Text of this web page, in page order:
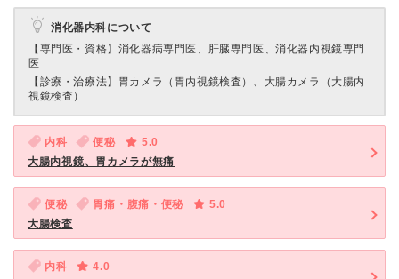
消化器内科について
【専門医・資格】 消化器病専門医、肝臓専門医、消化器内視鏡専門
医
【診療・治療法】 胃カメラ（胃内視鏡検査）、大腸カメラ（大腸内
視鏡検査）
内科 便秘
5.0
大腸内視鏡、胃カメラが無痛
便秘 胃痛・腹痛・便秘
5.0
大腸検査
内科
4.0